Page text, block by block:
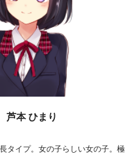
芦本 ひまり
タイプ。女の子らしい女の子。極